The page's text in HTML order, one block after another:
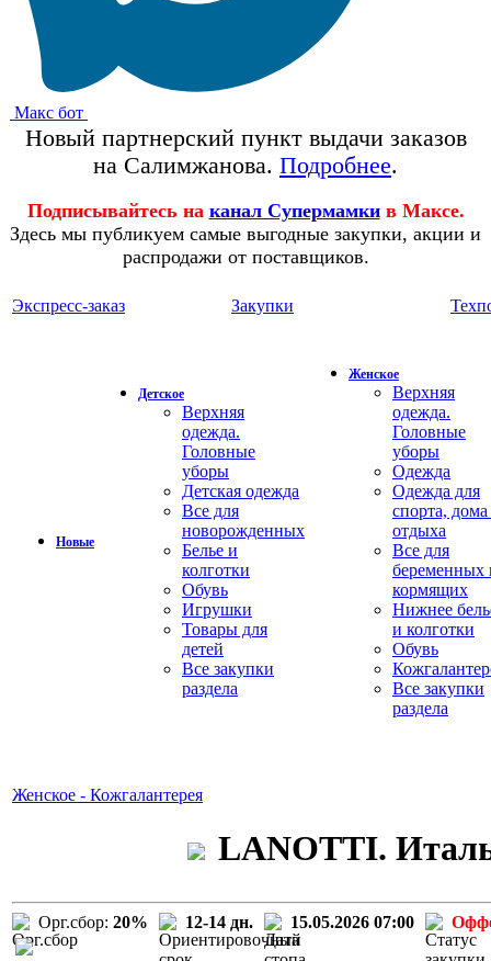
Макс бот
Новый партнерский пункт выдачи заказов
на Салимжанова. Подробнее.
Подписывайтесь на канал Супермамки в Максе.
Здесь мы публикуем самые выгодные закупки, акции и
распродажи от поставщиков.
Экспресс-заказ Закупки
Новые
Детское
Верхняя
одежда.
Головные
уборы
Детская одежда
Все для
новорожденных
Белье и
колготки
Обувь
Игрушки
Товары для
детей
Все закупки
раздела
Женское
Верхняя
одежда.
Головные
уборы
Одежда
Одежда для
спорта,
отдыха
Все для
беременных
кормящих
Нижнее
и колготки
Обувь
Все закупки
раздела
Женское - Кожгалантерея
LANOTTI.
Орг.сбор: 20% 12-14 дн. 15.05.2026 07:00